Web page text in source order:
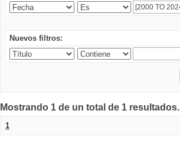
Nuevos filtros:
Mostrando 1 de un total de 1 resultados.
1